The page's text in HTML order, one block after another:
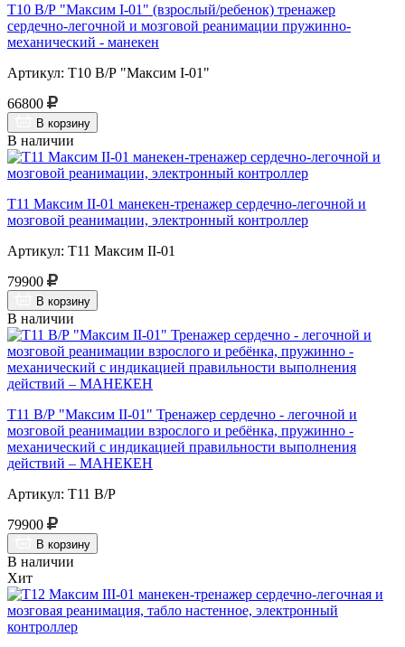
Т10 В/Р "Максим I-01" (взрослый/ребенок) тренажер
сердечно-легочной и мозговой реанимации пружинно-
механический - манекен
Артикул: Т10 В/Р "Максим I-01"
66800
В корзину
В наличии
Т11 Максим II-01 манекен-тренажер сердечно-легочной и
мозговой реанимации, электронный контроллер
Артикул: Т11 Максим II-01
79900
В корзину
В наличии
Т11 В/Р "Максим II-01" Тренажер сердечно - легочной и
мозговой реанимации взрослого и ребёнка, пружинно -
механический с индикацией правильности выполнения
действий – МАНЕКЕН
Артикул: Т11 В/Р
79900
В корзину
В наличии
Хит